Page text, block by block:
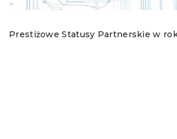
Prestiżowe Statusy Partnerskie w